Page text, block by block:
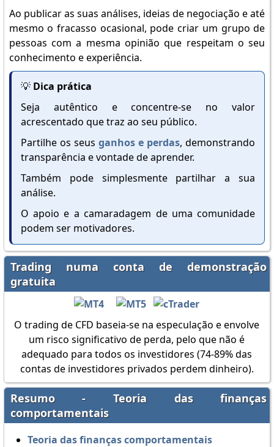
Ao publicar as suas análises, ideias de negociação e até
mesmo o fracasso ocasional, pode criar um grupo de
pessoas com a mesma opinião que respeitam o seu
conhecimento e experiência.
💡 Dica prática
Seja autêntico e concentre-se no valor
acrescentado que traz ao seu público.
Partilhe os seus ganhos e perdas, demonstrando
transparência e vontade de aprender.
Também pode simplesmente partilhar a sua
análise.
O apoio e a camaradagem de uma comunidade
podem ser motivadores.
Trading numa conta de demonstração
gratuita
O trading de CFD baseia-se na especulação e envolve
um risco significativo de perda, pelo que não é
adequado para todos os investidores (74-89% das
contas de investidores privados perdem dinheiro).
Resumo - Teoria das finanças
comportamentais
Teoria das finanças comportamentais